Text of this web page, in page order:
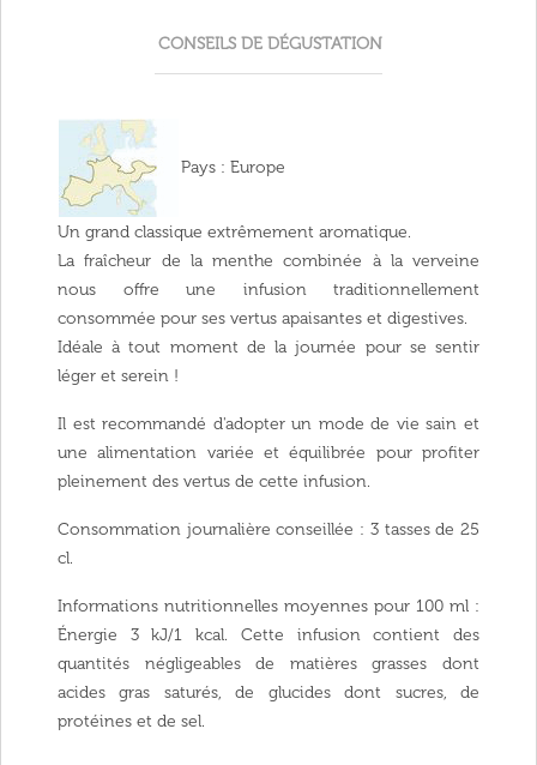
CONSEILS DE DÉGUSTATION
Pays : Europe
Un grand classique extrêmement aromatique.
La fraîcheur de la menthe combinée à la verveine
nous offre une infusion traditionnellement
consommée pour ses vertus apaisantes et digestives.
Idéale à tout moment de la journée pour se sentir
léger et serein !
Il est recommandé d'adopter un mode de vie sain et
une alimentation variée et équilibrée pour profiter
pleinement des vertus de cette infusion.
Consommation journalière conseillée : 3 tasses de 25
cl.
Informations nutritionnelles moyennes pour 100 ml :
Énergie 3 kJ/1 kcal. Cette infusion contient des
quantités négligeables de matières grasses dont
acides gras saturés, de glucides dont sucres, de
protéines et de sel.